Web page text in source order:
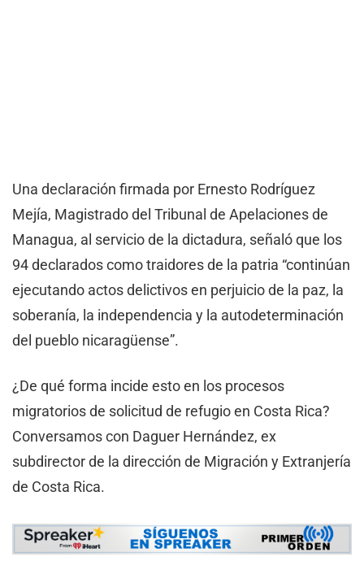
Una declaración firmada por Ernesto Rodríguez
Mejía, Magistrado del Tribunal de Apelaciones de
Managua, al servicio de la dictadura, señaló que los
94 declarados como traidores de la patria “continúan
ejecutando actos delictivos en perjuicio de la paz, la
soberanía, la independencia y la autodeterminación
del pueblo nicaragüense”.
¿De qué forma incide esto en los procesos
migratorios de solicitud de refugio en Costa Rica?
Conversamos con Daguer Hernández, ex
subdirector de la dirección de Migración y Extranjería
de Costa Rica.